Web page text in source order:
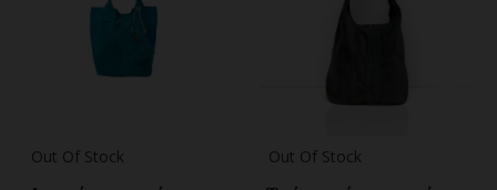
Out Of Stock Out Of Stock